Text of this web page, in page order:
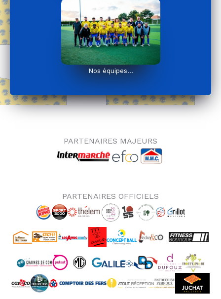
Nos équipes…
PARTENAIRES MAJEURS
PARTENAIRES OFFICIELS